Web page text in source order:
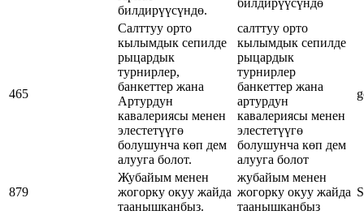
билдирүүсүндө.
465
Салттуу орто
кылымдык сепилде
рыцардык
турнирлер,
банкеттер жана
Артурдун
кавалериясы менен
элестетүүгө
болушунча көп дем
алууга болот.
салттуу орто
кылымдык сепилде
рыцардык
турнирлер
банкеттер жана
артурдун
кавалериясы менен
элестетүүгө
болушунча көп дем
алууга болот
879
Жубайым менен
жогорку окуу жайда
таанышканбыз.
жубайым менен
жогорку окуу жайда
таанышканбыз